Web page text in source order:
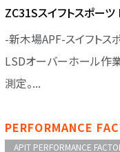
ZC31Sスイフトスポー
-新木場APF-スイフトス
LSDオーバーホール作
測定。...
PERFORMANCE
APIT PERFORMANCE